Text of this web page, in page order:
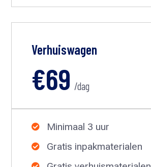
Verhuiswagen
€69 /dag
 Minimaal 3 uur
 Gratis inpakmaterialen